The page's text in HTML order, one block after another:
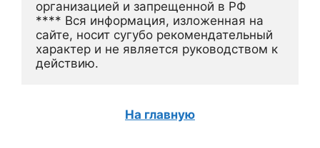
организацией и запрещенной в РФ
**** Вся информация, изложенная на
сайте, носит сугубо рекомендательный
характер и не является руководством к
действию.
На главную